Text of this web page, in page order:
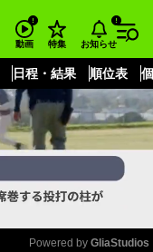
動画 特集 お知らせ
日程・結果 順位表
もっと見る
Powered by GliaStudios